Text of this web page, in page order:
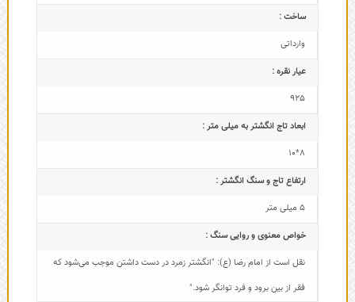
ساخت :
وارداتی
عیار نقره :
925
ابعاد تاج‌ انگشتر به میلی متر :
8*10
ارتفاع تاج و سنگ انگشتر :
5 میلی متر
خواص معنوی و روایی سنگ :
نقل است از امام رضا (ع): "انگشتر زمرد در دست داشتن موجب می‌شود که
فقر از بین برود و فرد توانگر شود."